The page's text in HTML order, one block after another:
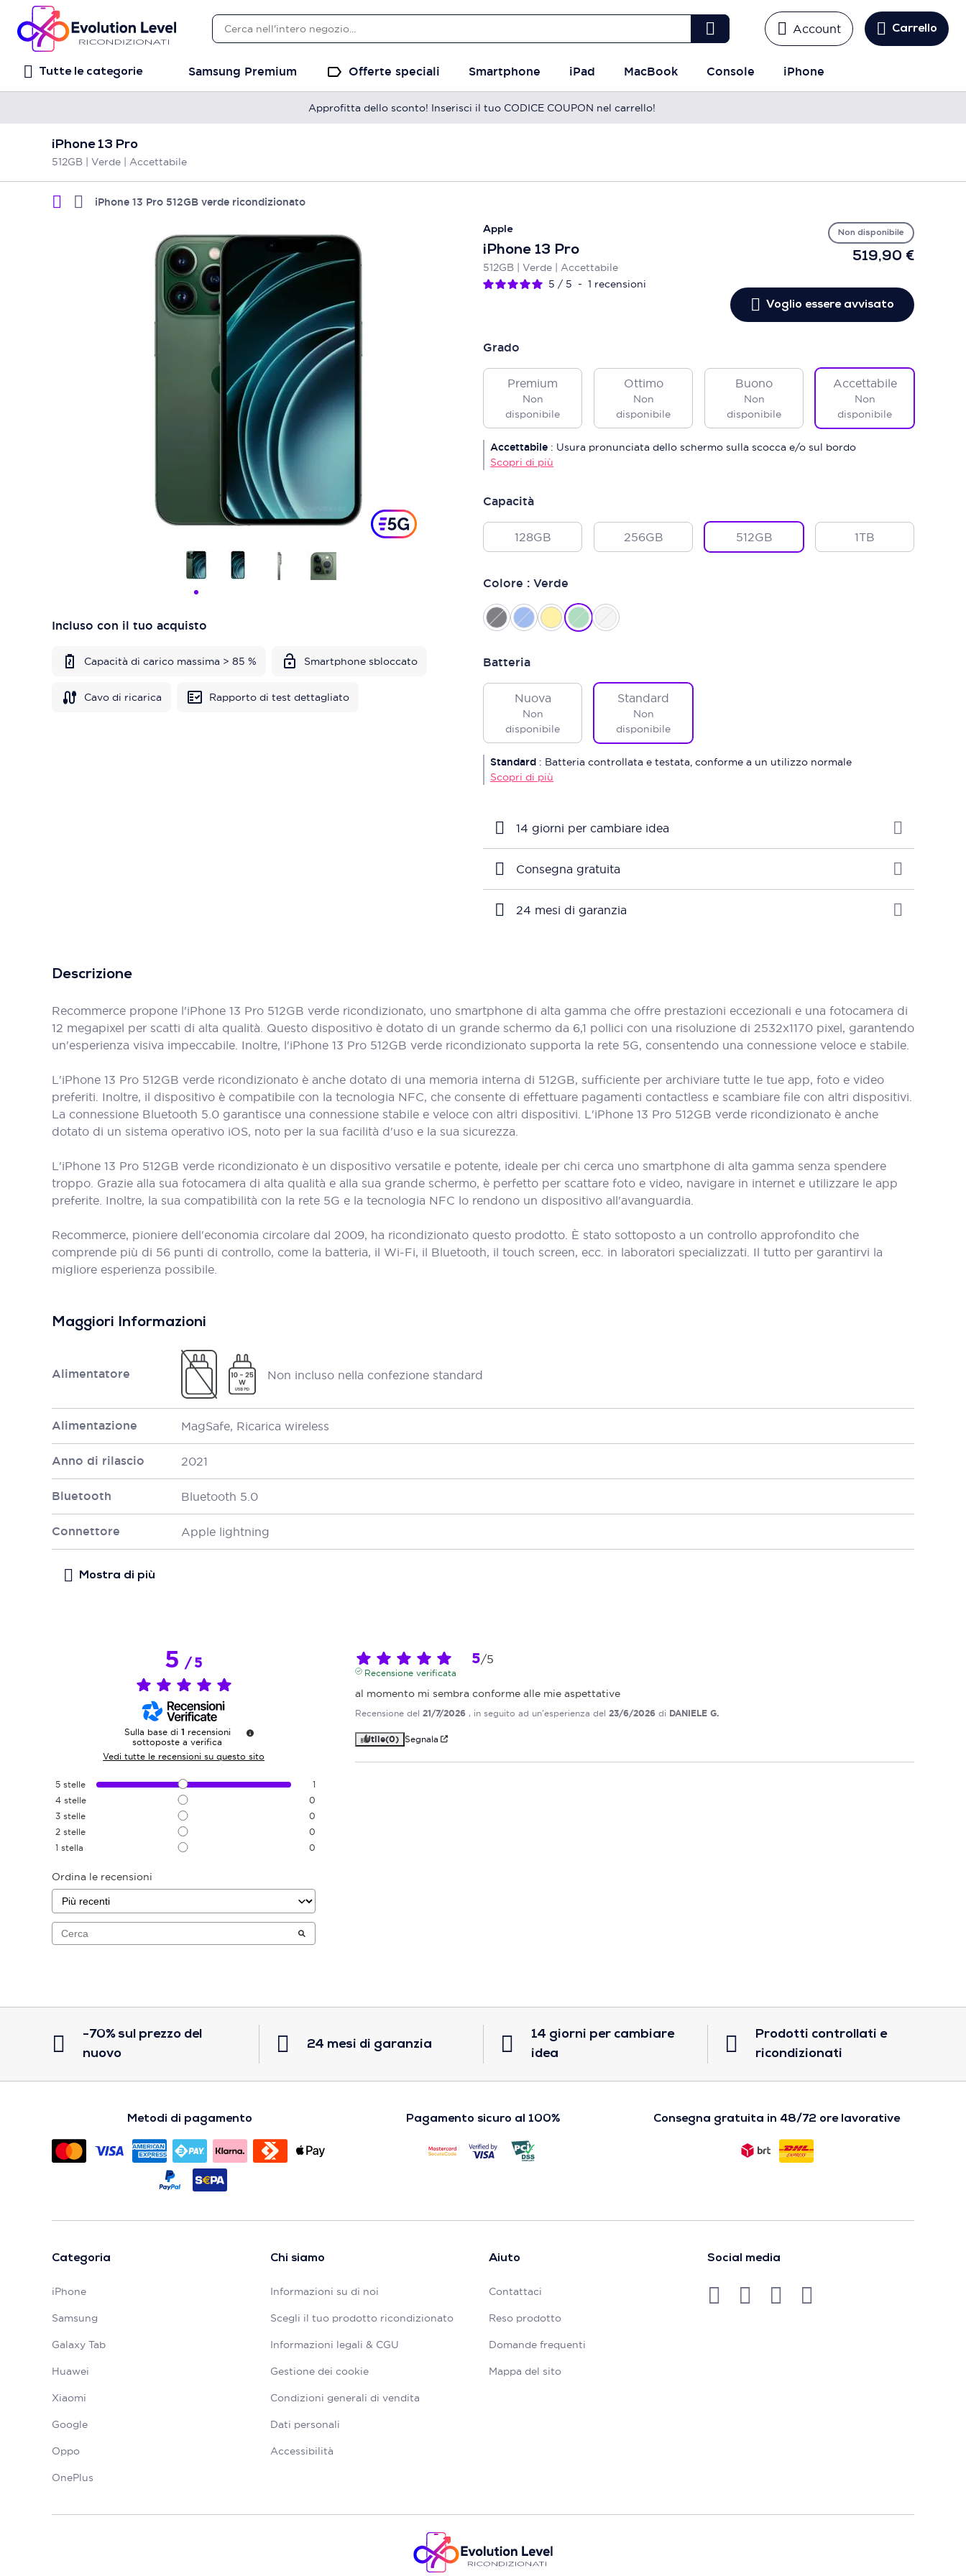
Account Carrello
Tutte le categorie Samsung Premium Offerte speciali Smartphone iPad MacBook Console iPhone
Approfitta dello sconto! Inserisci il tuo CODICE COUPON nel carrello!
iPhone 13 Pro
512GB | Verde | Accettabile
iPhone 13 Pro 512GB verde ricondizionato
Apple
iPhone 13 Pro
512GB | Verde | Accettabile
5 / 5 - 1 recensioni
Non disponibile
Incluso con il tuo acquisto
Capacità di carico massima > 85 % Smartphone sbloccato
Cavo di ricarica Rapporto di test dettagliato
519,90 €
Voglio essere avvisato
Grado
Premium
Non
disponibile
Ottimo
Non
disponibile
Buono
Non
disponibile
Accettabile
Non
disponibile
Accettabile : Usura pronunciata dello schermo sulla scocca e/o sul bordo
Scopri di più
Capacità
128GB 256GB 512GB 1TB
Colore : Verde
Batteria
Nuova
Non
disponibile
Standard
Non
disponibile
Standard : Batteria controllata e testata, conforme a un utilizzo normale
Scopri di più
14 giorni per cambiare idea
Consegna gratuita
24 mesi di garanzia
Descrizione
Recommerce propone l'iPhone 13 Pro 512GB verde ricondizionato, uno smartphone di alta gamma che offre prestazioni eccezionali e una fotocamera di
12 megapixel per scatti di alta qualità. Questo dispositivo è dotato di un grande schermo da 6,1 pollici con una risoluzione di 2532x1170 pixel, garantendo
un'esperienza visiva impeccabile. Inoltre, l'iPhone 13 Pro 512GB verde ricondizionato supporta la rete 5G, consentendo una connessione veloce e stabile.
L'iPhone 13 Pro 512GB verde ricondizionato è anche dotato di una memoria interna di 512GB, sufficiente per archiviare tutte le tue app, foto e video
preferiti. Inoltre, il dispositivo è compatibile con la tecnologia NFC, che consente di effettuare pagamenti contactless e scambiare file con altri dispositivi.
La connessione Bluetooth 5.0 garantisce una connessione stabile e veloce con altri dispositivi. L'iPhone 13 Pro 512GB verde ricondizionato è anche
dotato di un sistema operativo iOS, noto per la sua facilità d'uso e la sua sicurezza.
L'iPhone 13 Pro 512GB verde ricondizionato è un dispositivo versatile e potente, ideale per chi cerca uno smartphone di alta gamma senza spendere
troppo. Grazie alla sua fotocamera di alta qualità e alla sua grande schermo, è perfetto per scattare foto e video, navigare in internet e utilizzare le app
preferite. Inoltre, la sua compatibilità con la rete 5G e la tecnologia NFC lo rendono un dispositivo all'avanguardia.
Recommerce, pioniere dell'economia circolare dal 2009, ha ricondizionato questo prodotto. È stato sottoposto a un controllo approfondito che
comprende più di 56 punti di controllo, come la batteria, il Wi-Fi, il Bluetooth, il touch screen, ecc. in laboratori specializzati. Il tutto per garantirvi la
migliore esperienza possibile.
Maggiori Informazioni
Alimentatore Non incluso nella confezione standard
Alimentazione MagSafe, Ricarica wireless
Anno di rilascio 2021
Bluetooth Bluetooth 5.0
Connettore Apple lightning
5/5
Sulla base di 1 recensioni
sottoposte a verifica
Vedi tutte le recensioni su questo sito
5 stelle
1
4 stelle
0
3 stelle
0
2 stelle
0
1 stella 0
Ordina le recensioni
5/5
Recensione verificata
al momento mi sembra conforme alle mie aspettative
Recensione del21/7/2026 , in seguito ad un'esperienza del23/6/2026 di DANIELE G.
Utile(0) Segnala
-70% sul prezzo del
nuovo
24 mesi di garanzia
14 giorni per cambiare
idea
Prodotti controllati e
ricondizionati
Metodi di pagamento Pagamento sicuro al 100% Consegna gratuita in 48/72 ore lavorative
Categoria
iPhone
Samsung
Galaxy Tab
Huawei
Xiaomi
Google
Oppo
OnePlus
Chi siamo
Informazioni su di noi
Scegli il tuo prodotto ricondizionato
Informazioni legali & CGU
Gestione dei cookie
Condizioni generali di vendita
Dati personali
Accessibilità
Aiuto
Contattaci
Reso prodotto
Domande frequenti
Mappa del sito
Social media